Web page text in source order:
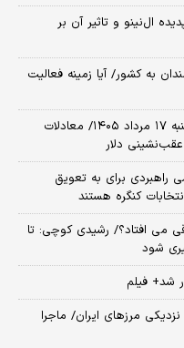
ال‌نینو و تاثیر آن بر
به کشور/ آیا زمینه فعالیت
پیش‌بینی قیمت طلا، دلار و سکه امروز شنبه ۱۷ مرداد ۱۴۰۵/ معادلات
دلار
راهبردی برای به تعویق
کنگره هستند
می افتاد؟/ رشیدی کوچی: تا
شود
شد+ فیلم
مرز‌های ایران/ ماجرا